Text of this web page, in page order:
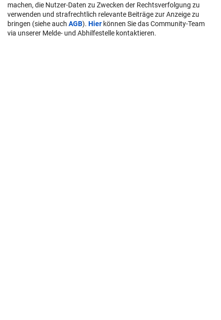
machen, die Nutzer-Daten zu Zwecken der Rechtsverfolgung zu
verwenden und strafrechtlich relevante Beiträge zur Anzeige zu
bringen (siehe auch AGB). Hier können Sie das Community-Team
via unserer Melde- und Abhilfestelle kontaktieren.